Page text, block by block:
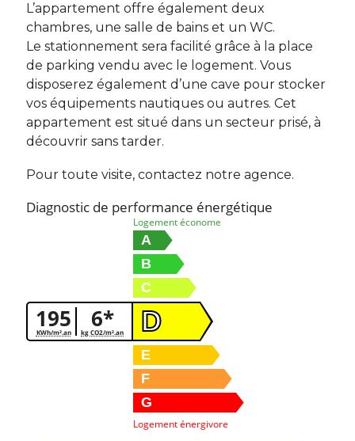
L’appartement offre également deux
chambres, une salle de bains et un WC.
Le stationnement sera facilité grâce à la place
de parking vendu avec le logement. Vous
disposerez également d’une cave pour stocker
vos équipements nautiques ou autres. Cet
appartement est situé dans un secteur prisé, à
découvrir sans tarder.
Pour toute visite, contactez notre agence.
Diagnostic de performance énergétique
195
KWh/m².an 6*
kg CO2/m².an
Logement économe
A
B
C
D
E
F
G
Logement énergivore